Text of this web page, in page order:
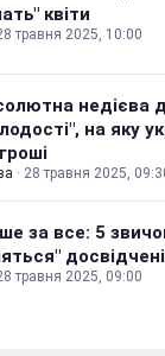
квіти
травня 2025, 10:00
недієва
на яку
· 28 травня 2025,
за все: 5
травня 2025, 09:00